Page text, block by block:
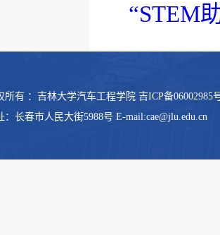
“STEM
所有 ：吉林大学汽车工程学院 吉ICP备06002985
：长春市人民大街5988号 E-mail:cae@jlu.edu.cn